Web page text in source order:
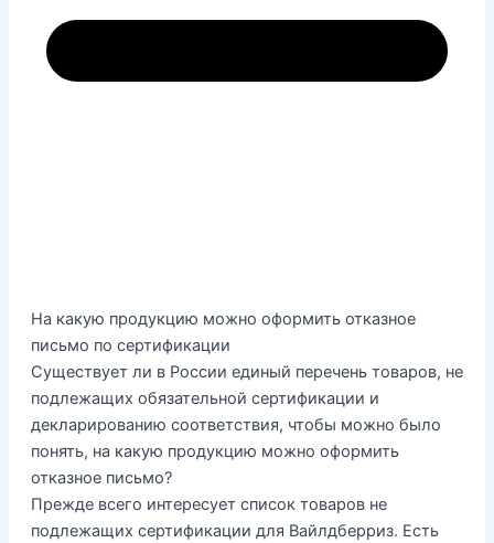
На какую продукцию можно оформить отказное
письмо по сертификации
Существует ли в России единый перечень товаров, не
подлежащих обязательной сертификации и
декларированию соответствия, чтобы можно было
понять, на какую продукцию можно оформить
отказное письмо?
Прежде всего интересует список товаров не
подлежащих сертификации для Вайлдберриз. Есть